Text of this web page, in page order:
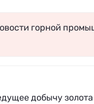
горной
добычу